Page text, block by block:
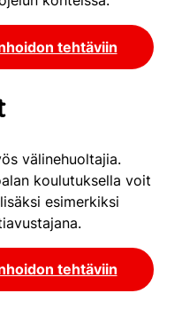
tehtäviin
välinehuoltajia.
koulutuksella voit
esimerkiksi
tehtäviin